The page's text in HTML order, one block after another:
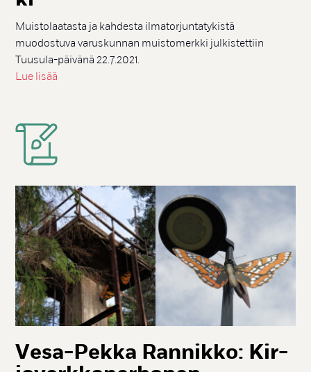
Muistolaatasta ja kahdesta ilmatorjuntatykistä
muodostuva varuskunnan muistomerkki julkistettiin
Tuusula-päivänä 22.7.2021.
Lue lisää
Ve­sa-Pek­ka Ran­nik­ko: Kir­